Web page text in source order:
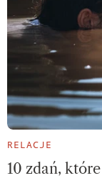
RELACJE
10 zdań,